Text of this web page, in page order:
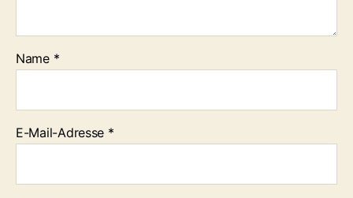
Name *
E-Mail-Adresse *